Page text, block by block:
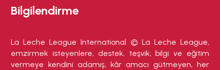
Bilgilendirme
La Leche League International © La Leche League,
emzirmek isteyenlere, destek, teşvik, bilgi ve eğitim
vermeye kendini adamış, kâr amacı gütmeyen, her